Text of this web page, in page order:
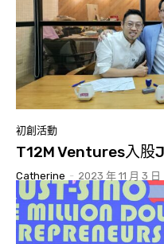
初創活動
T12M Ventures入股
Catherine - 2023 年 11 月 3 日